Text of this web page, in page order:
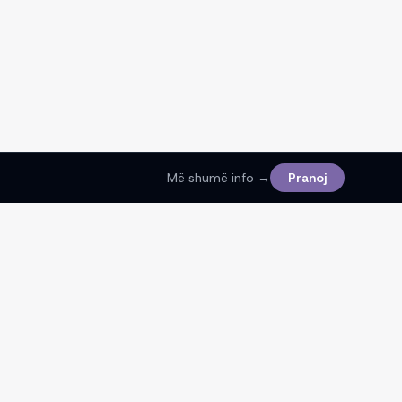
Më shumë info → Pranoj